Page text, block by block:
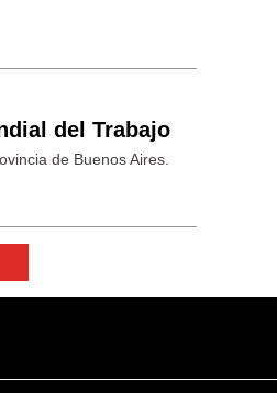
del Trabajo
de Buenos Aires.